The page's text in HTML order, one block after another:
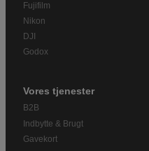
Fujifilm
Nikon
DJI
Godox
Vores tjenester
B2B
Indbytte & Brugt
Gavekort